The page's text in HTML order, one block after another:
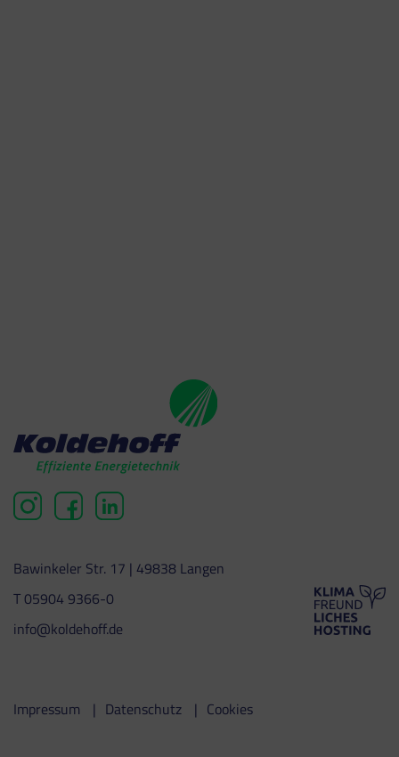
Bawinkeler Str. 17 | 49838 Langen
T 05904 9366-0
info@koldehoff.de
Impressum Datenschutz Cookies